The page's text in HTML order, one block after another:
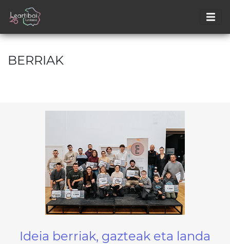
BERRIAK
Ideia berriak, gazteak eta landa